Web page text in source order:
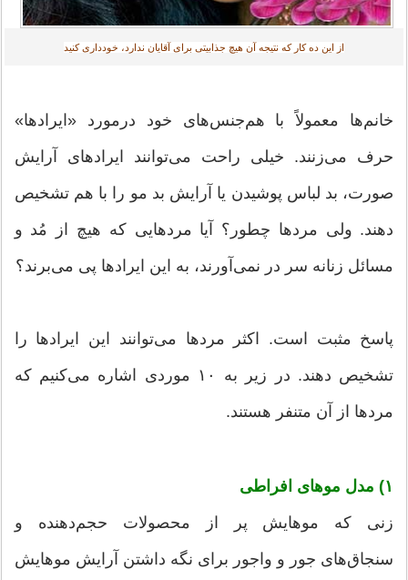
از این ده کار که نتیجه آن هیچ جذابیتی برای آقایان ندارد، خودداری کنید‎
خانم‌ها معمولاً با هم‌جنس‌های خود درمورد «ایرادها»
حرف می‌زنند. خیلی راحت می‌توانند ایرادهای آرایش
صورت، بد لباس پوشیدن یا آرایش بد مو را با هم تشخیص
دهند. ولی مردها چطور؟ آیا مردهایی که هیچ از مُد و
مسائل زنانه سر در نمی‌آورند، به این ایرادها پی می‌برند؟
پاسخ مثبت است. اکثر مردها می‌توانند این ایرادها را
تشخیص دهند. در زیر به ۱۰ موردی اشاره می‌کنیم که
مردها از آن متنفر هستند.
۱) مدل موهای افراطی
زنی که موهایش پر از محصولات حجم‌دهنده و
سنجاق‌های جور و واجور برای نگه داشتن آرایش موهایش